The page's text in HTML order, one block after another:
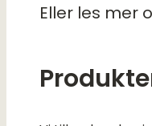
Eller les mer